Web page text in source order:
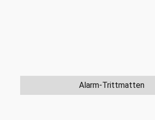
Alarm-Trittmatten